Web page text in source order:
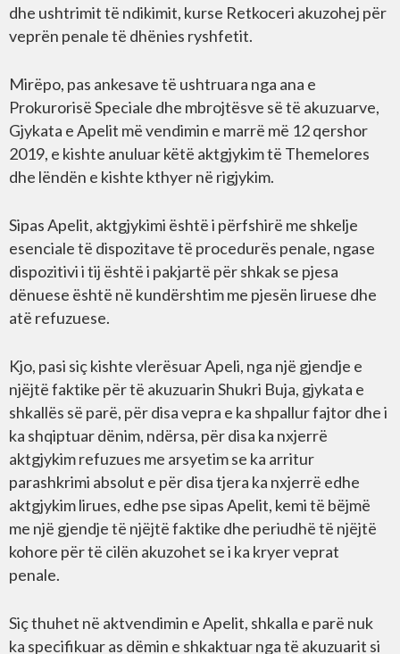
dhe ushtrimit të ndikimit, kurse Retkoceri akuzohej për
veprën penale të dhënies ryshfetit.
Mirëpo, pas ankesave të ushtruara nga ana e
Prokurorisë Speciale dhe mbrojtësve së të akuzuarve,
Gjykata e Apelit më vendimin e marrë më 12 qershor
2019, e kishte anuluar këtë aktgjykim të Themelores
dhe lëndën e kishte kthyer në rigjykim.
Sipas Apelit, aktgjykimi është i përfshirë me shkelje
esenciale të dispozitave të procedurës penale, ngase
dispozitivi i tij është i pakjartë për shkak se pjesa
dënuese është në kundërshtim me pjesën liruese dhe
atë refuzuese.
Kjo, pasi siç kishte vlerësuar Apeli, nga një gjendje e
njëjtë faktike për të akuzuarin Shukri Buja, gjykata e
shkallës së parë, për disa vepra e ka shpallur fajtor dhe i
ka shqiptuar dënim, ndërsa, për disa ka nxjerrë
aktgjykim refuzues me arsyetim se ka arritur
parashkrimi absolut e për disa tjera ka nxjerrë edhe
aktgjykim lirues, edhe pse sipas Apelit, kemi të bëjmë
me një gjendje të njëjtë faktike dhe periudhë të njëjtë
kohore për të cilën akuzohet se i ka kryer veprat
penale.
Siç thuhet në aktvendimin e Apelit, shkalla e parë nuk
ka specifikuar as dëmin e shkaktuar nga të akuzuarit si